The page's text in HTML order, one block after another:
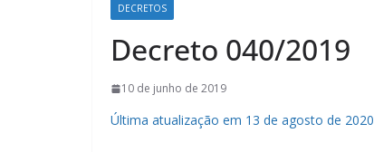
DECRETOS
Decreto 040/2019
10 de junho de 2019
Última atualização em 13 de agosto de 2020